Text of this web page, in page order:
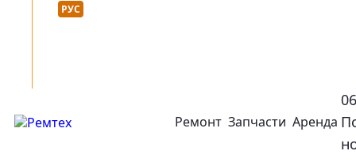
Язык сайта :
РУС
открыть или закрыть навигационное меню
Ремонт Запчасти Аренда